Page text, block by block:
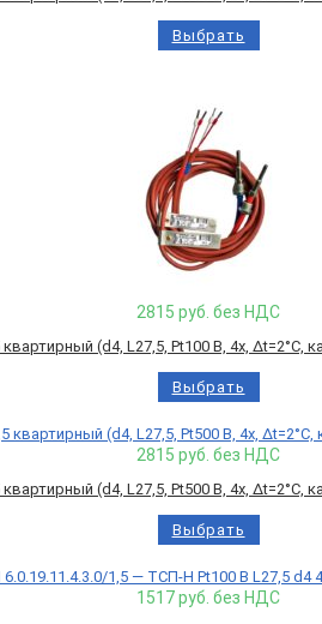
Выбрать
2815 руб. без НДС
(d4, L27,5, Pt100 B, 4х,
Выбрать
2815 руб. без НДС
(d4, L27,5, Pt500 B, 4х,
Выбрать
1517руб. без НДС